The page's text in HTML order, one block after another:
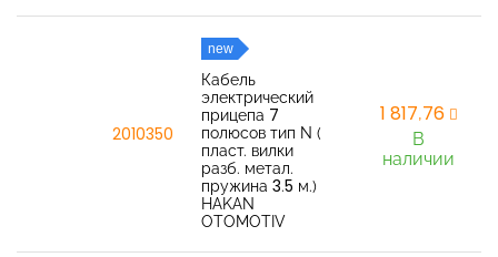
2010350
new
Кабель
электрический
прицепа 7
полюсов тип N (
пласт. вилки
разб. метал.
пружина 3.5 м.)
HAKAN
OTOMOTIV
1 817,76
В
наличии